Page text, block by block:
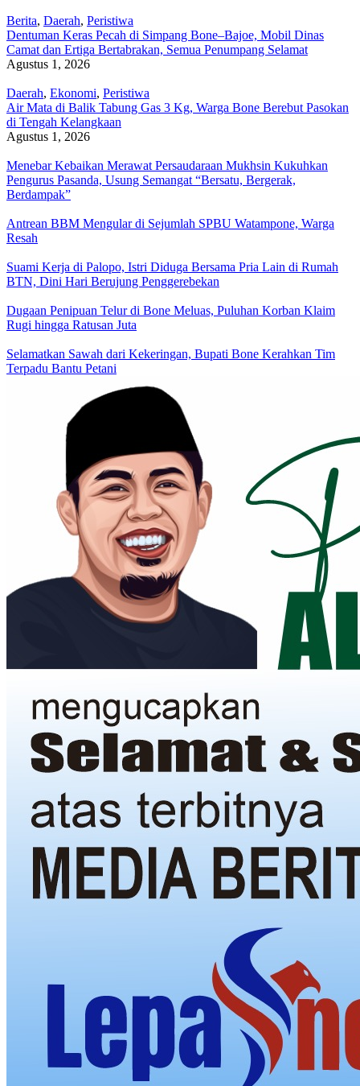
Berita, Daerah, Peristiwa
Dentuman Keras Pecah di Simpang Bone–Bajoe, Mobil Dinas
Camat dan Ertiga Bertabrakan, Semua Penumpang Selamat
Agustus 1, 2026
Daerah, Ekonomi, Peristiwa
Air Mata di Balik Tabung Gas 3 Kg, Warga Bone Berebut Pasokan
di Tengah Kelangkaan
Agustus 1, 2026
Menebar Kebaikan Merawat Persaudaraan Mukhsin Kukuhkan
Pengurus Pasanda, Usung Semangat “Bersatu, Bergerak,
Berdampak”
Antrean BBM Mengular di Sejumlah SPBU Watampone, Warga
Resah
Suami Kerja di Palopo, Istri Diduga Bersama Pria Lain di Rumah
BTN, Dini Hari Berujung Penggerebekan
Dugaan Penipuan Telur di Bone Meluas, Puluhan Korban Klaim
Rugi hingga Ratusan Juta
Selamatkan Sawah dari Kekeringan, Bupati Bone Kerahkan Tim
Terpadu Bantu Petani